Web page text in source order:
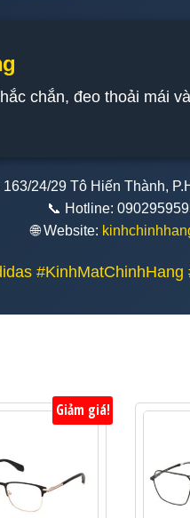
chắn, đeo thoải mái
24/29 Tô Hiến Thành,
📞 Hotline:
🌐 Website:
#KinhMatChinhHang
Giảm giá!